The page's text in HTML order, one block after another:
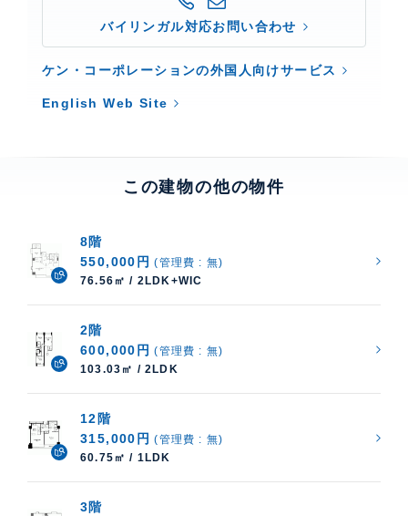
バイリンガル対応お問い合わせ
ケン・コーポレーションの外国人向けサービス
English Web Site
この建物の他の物件
8階
550,000円 (管理費 : 無)
76.56㎡ / 2LDK+WIC
2階
600,000円 (管理費 : 無)
103.03㎡ / 2LDK
12階
315,000円 (管理費 : 無)
60.75㎡ / 1LDK
3階